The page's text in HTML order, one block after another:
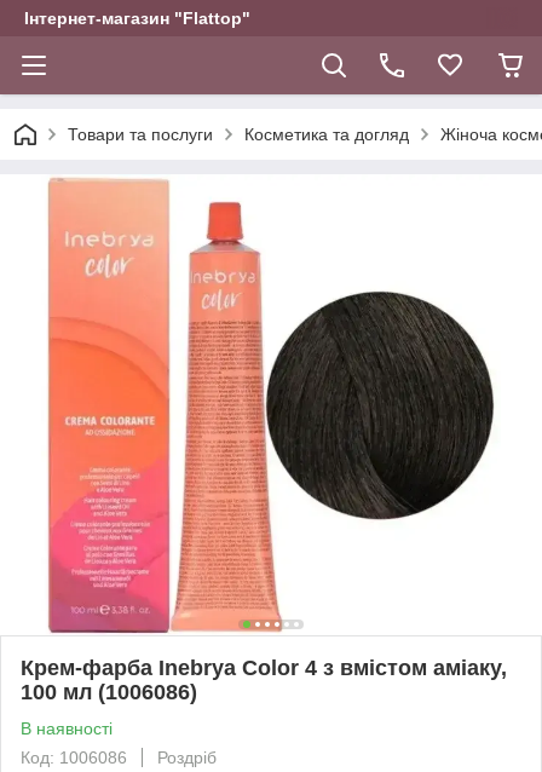
Інтернет-магазин "Flattop"
Товари та послуги Косметика та догляд Жіноча
Крем-фарба Inebrya Сolor 4 з вмiстом амiаку,
100 мл (1006086)
В наявності
Код: 1006086
Роздріб